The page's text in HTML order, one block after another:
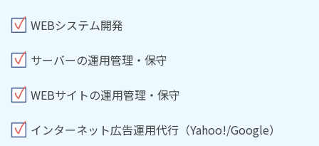
WEBシステム開発
サーバーの運用管理・保守
WEBサイトの運用管理・保守
インターネット広告運用代行（Yahoo!/Google）